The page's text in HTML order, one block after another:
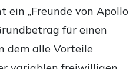
ein „Freunde von Apollo
für einen
dem alle Vorteile